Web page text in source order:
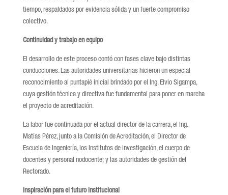
tiempo, respaldados por evidencia sólida y un fuerte compromiso
colectivo.
Continuidad y trabajo en equipo
El desarrollo de este proceso contó con fases clave bajo distintas
conducciones. Las autoridades universitarias hicieron un especial
reconocimiento al puntapié inicial brindado por el Ing. Elvio Sigampa,
cuya gestión técnica y directiva fue fundamental para poner en marcha
el proyecto de acreditación.
La labor fue continuada por el actual director de la carrera, el Ing.
Matías Pérez, junto a la Comisión de Acreditación, el Director de
Escuela de Ingeniería, los Institutos de investigación, el cuerpo de
docentes y personal nodocente; y las autoridades de gestión del
Rectorado.
Inspiración para el futuro institucional